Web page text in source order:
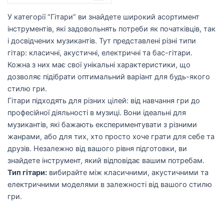
У категорії “Гітари” ви знайдете широкий асортимент
інструментів, які задовольнять потреби як початківців, так
і досвідчених музикантів. Тут представлені різні типи
гітар: класичні, акустичні, електричні та бас-гітари.
Кожна з них має свої унікальні характеристики, що
дозволяє підібрати оптимальний варіант для будь-якого
стилю гри.
Гітари підходять для різних цілей: від навчання гри до
професійної діяльності в музиці. Вони ідеальні для
музикантів, які бажають експериментувати з різними
жанрами, або для тих, хто просто хоче грати для себе та
друзів. Незалежно від вашого рівня підготовки, ви
знайдете інструмент, який відповідає вашим потребам.
Тип гітари: вибирайте між класичними, акустичними та
електричними моделями в залежності від вашого стилю
гри.